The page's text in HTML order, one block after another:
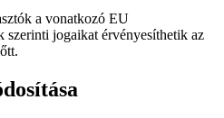
a vonatkozó EU
szerinti jogaikat érvényesíthetik az